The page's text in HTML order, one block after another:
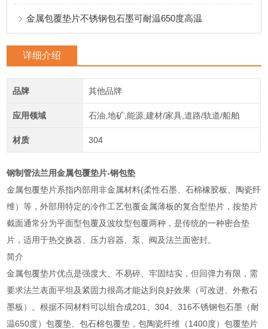
金属包覆垫片不锈钢包石墨可耐温650度高温
详细介绍
品牌 其他品牌
应用领域 石油,地矿,能源,建材/家具,道路/轨道/船舶
材质 304
钢制管法兰用金属包覆垫片-钢包垫
金属包覆垫片系指内部用非金属材料(柔性石墨、石棉橡胶板、陶瓷纤
维）等，外部用特定的冷作工艺包覆金属薄板的复合型垫片，按垫片
截面通常分为平面型包覆及波纹型包覆两种，是传统的一种密合垫
片，适用于热交换器、压力容器、泵、阀及法兰面密封。
简介
金属包覆垫片优点是强度大、不易碎、牢固结实，但回弹力有限，需
要求法兰表面平坦及紧固力很高才能达到良好效果（可改进、外敷石
墨板）。根据不同材料可以组合成201、304、316不锈钢包石墨（耐
温650度）包覆垫、包石棉包覆垫，包陶瓷纤维（1400度）包覆垫片